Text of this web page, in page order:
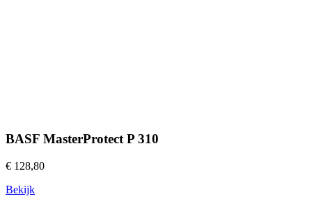
BASF MasterProtect P 310
€ 128,80
Bekijk